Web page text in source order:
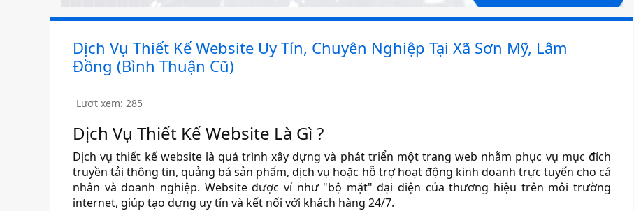
Dịch Vụ Thiết Kế Website Uy Tín, Chuyên Nghiệp Tại Xã Sơn Mỹ, Lâm
Đồng (Bình Thuận Cũ)
Lượt xem: 285
Dịch Vụ Thiết Kế Website Là Gì ?
Dịch vụ thiết kế website là quá trình xây dựng và phát triển một trang web nhằm phục vụ mục đích
truyền tải thông tin, quảng bá sản phẩm, dịch vụ hoặc hỗ trợ hoạt động kinh doanh trực tuyến cho cá
nhân và doanh nghiệp. Website được ví như "bộ mặt" đại diện của thương hiệu trên môi trường
internet, giúp tạo dựng uy tín và kết nối với khách hàng 24/7.